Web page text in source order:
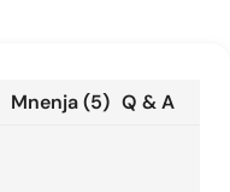
Mnenja (5) Q & A